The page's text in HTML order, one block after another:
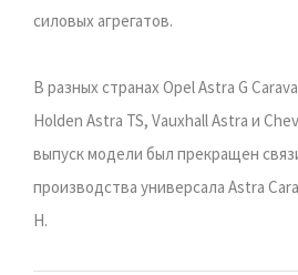
силовых агрегатов.
В разных странах Opel Astra G
Holden Astra TS, Vauxhall Astra и
выпуск модели был прекращен
производства универсала Astra
Н.